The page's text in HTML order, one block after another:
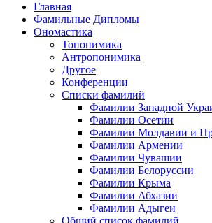
Главная
Фамильные Дипломы
Ономастика
Топонимика
Антропонимика
Другое
Конференции
Списки фамилий
Фамилии Западной
Фамилии Осетии
Фамилии Молдавии и
Фамилии Армении
Фамилии Чувашии
Фамилии Белоруссии
Фамилии Крыма
Фамилии Абхазии
Фамилии Адыгеи